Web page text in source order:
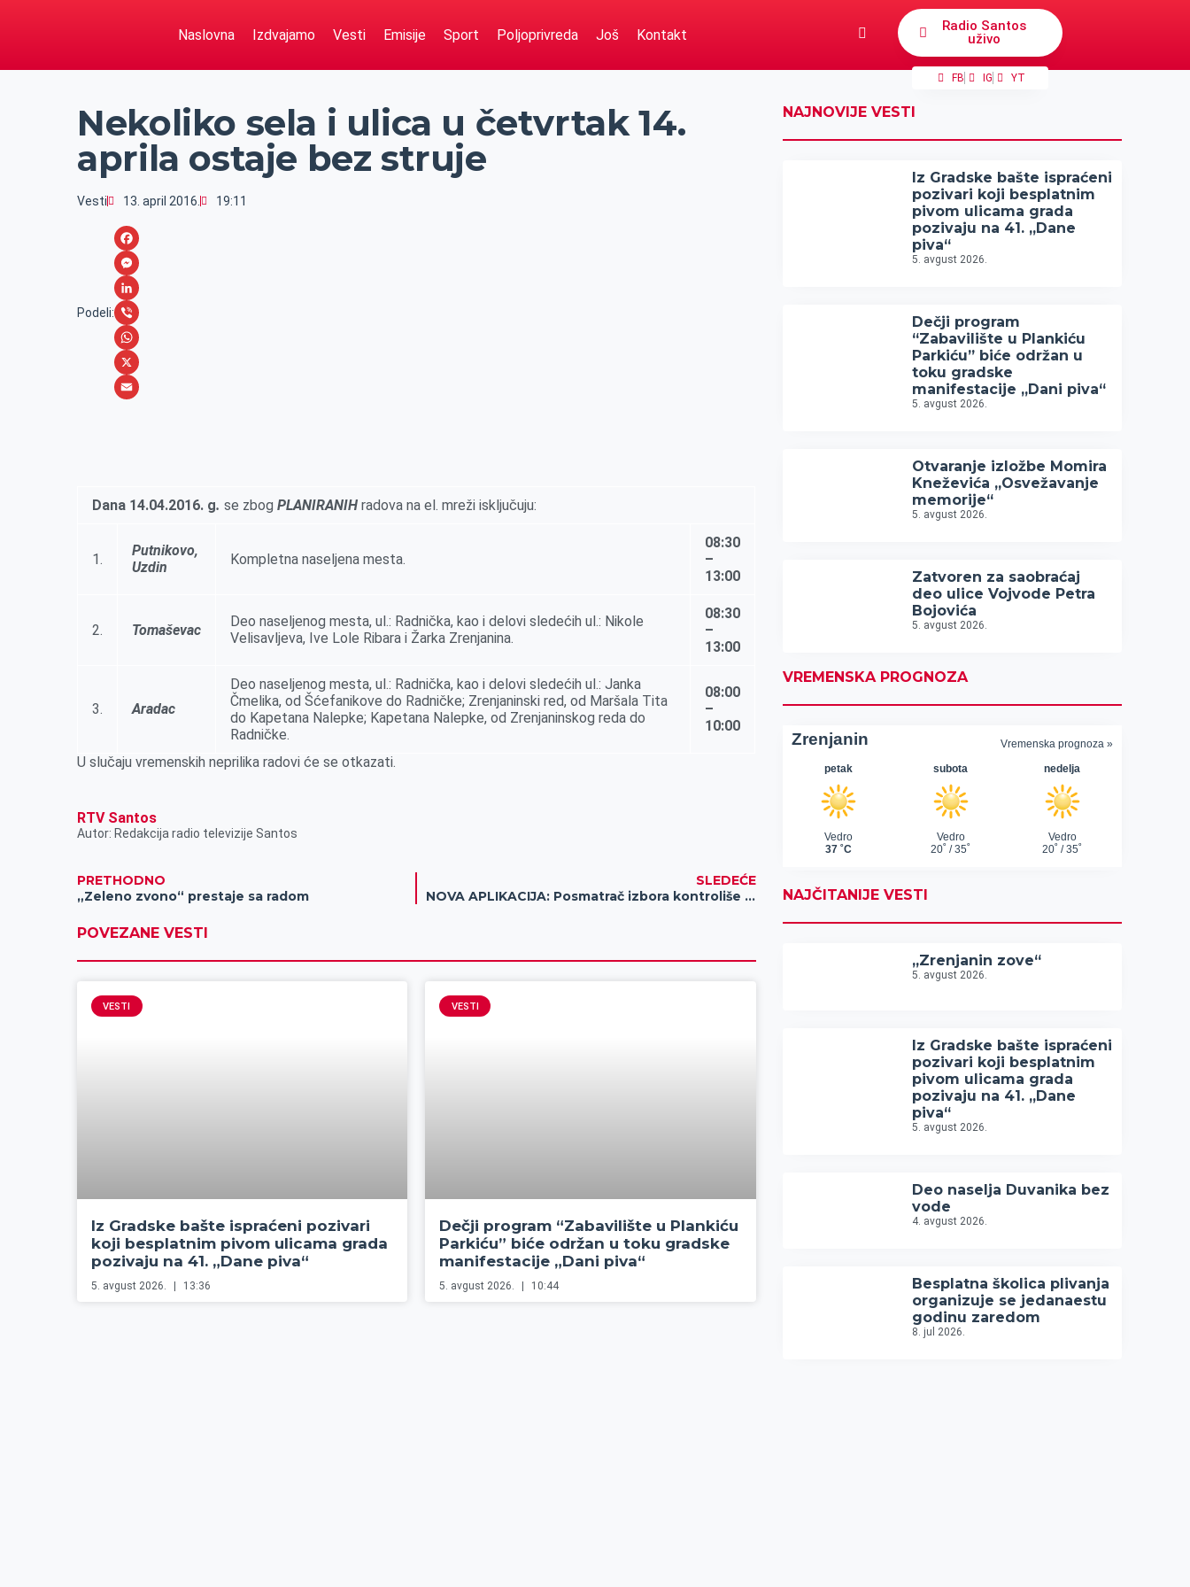
Naslovna Izdvajamo Vesti Emisije Sport Poljoprivreda Još Kontakt
Radio Santos
uživo
FB IG YT
Nekoliko sela i ulica u četvrtak 14.
aprila ostaje bez struje
Vesti 13. april 2016. 19:11
Podeli:
F
a
c
e
b
o
M
e
s
s
e
L
i
n
k
V
i
b
W
h
p
X
l
Dana 14.04.2016. g. se zbogPLANIRANIH radova na el. mreži isklјučuju:
1.
Putnikovo,
Uzdin
Kompletna naselјena mesta.
08:30
–
13:00
2. Tomaševac
Deo naselјenog mesta, ul.: Radnička, kao i delovi sledećih ul.: Nikole
Velisavlјeva, Ive Lole Ribara i Žarka Zrenjanina.
08:30
–
13:00
3. Aradac
Deo naselјenog mesta, ul.: Radnička, kao i delovi sledećih ul.: Janka
Čmelika, od Šćefanikove do Radničke; Zrenjaninski red, od Maršala Tita
do Kapetana Nalepke; Kapetana Nalepke, od Zrenjaninskog reda do
Radničke.
08:00
–
10:00
U slučaju vremenskih neprilika radovi će se otkazati.
RTV Santos
Autor: Redakcija radio televizije Santos
PRETHODNO
„Zeleno zvono“ prestaje sa radom
SLEDEĆE
NOVA APLIKACIJA: Posmatrač izbora kontroliše političare
POVEZANE VESTI
VESTI
Iz Gradske bašte ispraćeni pozivari
koji besplatnim pivom ulicama grada
pozivaju na 41. „Dane piva“
5. avgust 2026. 13:36
VESTI
Dečji program “Zabavilište u Plankiću
Parkiću” biće održan u toku gradske
manifestacije „Dani piva“
5. avgust 2026. 10:44
NAJNOVIJE VESTI
Iz Gradske bašte ispraćeni
pozivari koji besplatnim
pivom ulicama grada
pozivaju na 41. „Dane
piva“
5. avgust 2026.
Dečji program
“Zabavilište u Plankiću
Parkiću” biće održan u
toku gradske
manifestacije „Dani piva“
5. avgust 2026.
Otvaranje izložbe Momira
Kneževića „Osvežavanje
memorije“
5. avgust 2026.
Zatvoren za saobraćaj
deo ulice Vojvode Petra
Bojovića
5. avgust 2026.
VREMENSKA PROGNOZA
NAJČITANIJE VESTI
„Zrenjanin zove“
5. avgust 2026.
Iz Gradske bašte ispraćeni
pozivari koji besplatnim
pivom ulicama grada
pozivaju na 41. „Dane
piva“
5. avgust 2026.
Deo naselja Duvanika bez
vode
4. avgust 2026.
Besplatna školica plivanja
organizuje se jedanaestu
godinu zaredom
8. jul 2026.